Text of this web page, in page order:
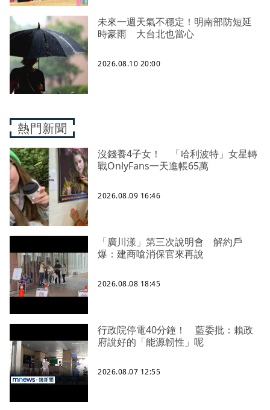
未來一週天氣不穩定！明南部防短延
時豪雨 大台北也當心
2026.08.10 20:00
熱門新聞
沒錢養4子女！ 「哈利波特」女星轉
戰OnlyFans一天進帳65萬
2026.08.09 16:46
「廣川漾」第三次說明會 解約戶
爆：建商嗆消保官來再說
2026.08.08 18:45
行政院停電40分鐘！ 藍委批：賴政
府說好的「能源韌性」呢
2026.08.07 12:55